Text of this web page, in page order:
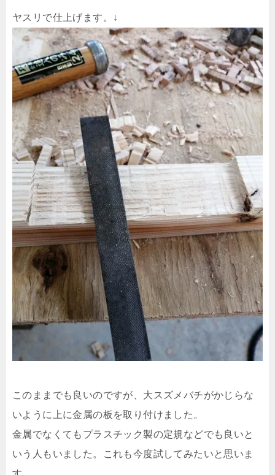
ヤスリで仕上げます。↓
このままでも良いのですが、大スズメバチがかじらな
いように上に金属の板を取り付けました。
金属でなくてもプラスチック製の定規などでも良いと
いう人もいました。これも今度試してみたいと思いま